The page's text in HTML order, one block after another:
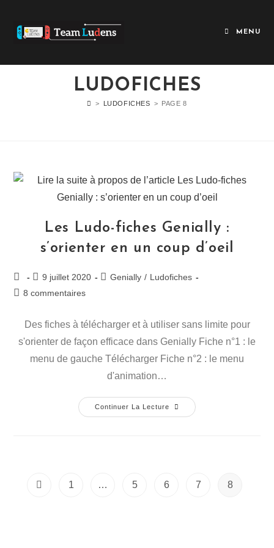
content
MENU
LUDOFICHES
> LUDOFICHES > PAGE 8
Les Ludo-fiches Genially :
s’orienter en un coup d’oeil
Auteur/autrice
de
Publication
publiée :
9 juillet 2020
PostGenially / Ludofiches
Commentaires
publication :
8 commentaires
Des fiches à télécharger et à utiliser sans limite pour
s'orienter de façon efficace dans Genially Fiche n°1 : le
menu de gauche Télécharger Fiche n°2 : le menu
d'animation…
Continuer La Lecture
Les
Ludo-
D’oeil
Go to the previous page
1 … 5 6 7 8